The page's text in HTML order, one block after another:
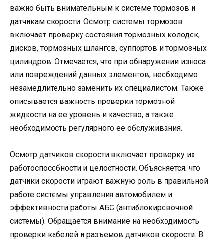
важно быть внимательным к системе тормозов и
датчикам скорости. Осмотр системы тормозов
включает проверку состояния тормозных колодок,
дисков, тормозных шлангов, суппортов и тормозных
цилиндров. Отмечается, что при обнаружении износа
или повреждений данных элементов, необходимо
незамедлительно заменить их специалистом. Также
описывается важность проверки тормозной
жидкости на ее уровень и качество, а также
необходимость регулярного ее обслуживания.
Осмотр датчиков скорости включает проверку их
работоспособности и целостности. Объясняется, что
датчики скорости играют важную роль в правильной
работе системы управления автомобилем и
эффективности работы АБС (антиблокировочной
системы). Обращается внимание на необходимость
проверки кабелей и разъемов датчиков скорости. В